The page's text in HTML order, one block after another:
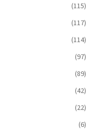
(115)
(117)
(114)
(97)
(89)
(42)
(22)
(6)